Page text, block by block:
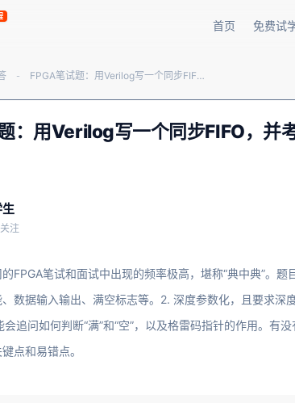
首页 免费试
- FPGA笔试题：用Verilog写一个同步FIFO，并考虑深度为2的幂次方的情况。
：用Verilog写一个同步FIFO，并
注
FPGA笔试和面试中出现的频率极高，堪称“典中典”。
数据输入输出、满空标志等。2. 深度参数化，且要求
追问如何判断“满”和“空”，以及格雷码指针的作用。有
点和易错点。